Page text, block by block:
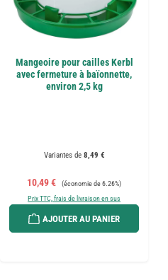
Mangeoire pour cailles Kerbl
avec fermeture à baïonnette,
environ 2,5 kg
Variantes de8,49 €
Prix de vente :
10,49 € Prix régulier :
(économie de 6.26%)
Prix TTC, frais de livraison en sus
AJOUTER AU PANIER